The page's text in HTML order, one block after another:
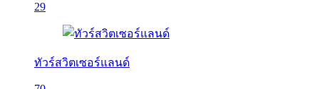
29
ทัวร์สวิตเซอร์แลนด์